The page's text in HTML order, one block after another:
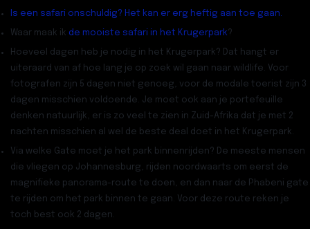
Is een safari onschuldig? Het kan er erg heftig aan toe gaan.
Waar maak ik de mooiste safari in het Krugerpark?
Hoeveel dagen heb je nodig in het Krugerpark? Dat hangt er
uiteraard van af hoe lang je op zoek wil gaan naar wildlife. Voor
fotografen zijn 5 dagen niet genoeg, voor de modale toerist zijn 3
dagen misschien voldoende. Je moet ook aan je portefeuille
denken natuurlijk, er is zo veel te zien in Zuid-Afrika dat je met 2
nachten misschien al wel de beste deal doet in het Krugerpark.
Via welke Gate moet je het park binnenrijden? De meeste mensen
die vliegen op Johannesburg, rijden noordwaarts om eerst de
magnifieke panorama-route te doen, en dan naar de Phabeni gate
te rijden om het park binnen te gaan. Voor deze route reken je
toch best ook 2 dagen.